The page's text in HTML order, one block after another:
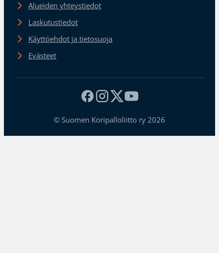
Alueiden yhteystiedot
Laskutustiedot
Käyttöehdot ja tietosuoja
Evästeet
© Suomen Koripalloliitto ry 2026